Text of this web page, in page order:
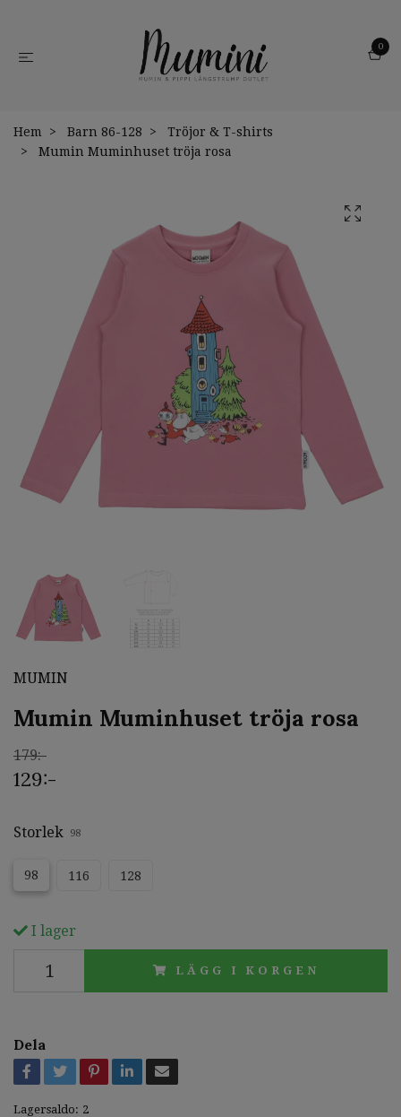
0
Hem Barn 86-128
Tröjor & T-shirts
Mumin Muminhuset tröja rosa
MUMIN
Mumin Muminhuset tröja rosa
179:-
129:-
Storlek 98
98 116 128
I lager
LÄGG I KORGEN
Dela
Lagersaldo: 2